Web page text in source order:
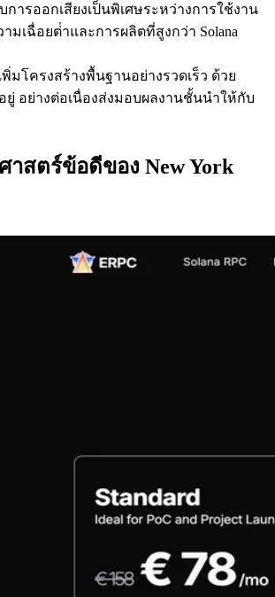
ารออกเสียงเป็นพิเศษระหว่างการใช้งาน
มเฉื่อยต่ําและการผลิตที่สูงกว่า Solana
พิ่มโครงสร้างพื้นฐานอย่างรวดเร็ว ด้วย
อย่างต่อเนื่องส่งมอบผลงานชั้นนําให้กับ
าสตร์ข้อดีของ New York